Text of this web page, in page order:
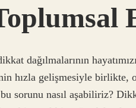
dağılmalarının
hızla gelişmesiyle birlikte,
sorunu nasıl aşabiliriz?